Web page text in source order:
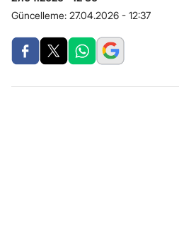
Güncelleme: 27.04.2026 - 12:37